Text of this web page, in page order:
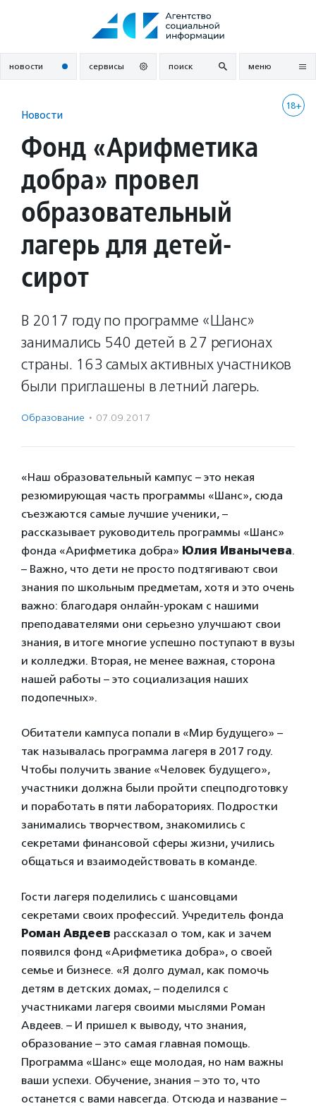
новости сервисы поиск меню
18+
Новости
Фонд «Арифметика
добра» провел
образовательный
лагерь для детей-
сирот
В 2017 году по программе «Шанс»
занимались 540 детей в 27 регионах
страны. 163 самых активных участников
были приглашены в летний лагерь.
Образование · 07.09.2017
«Наш образовательный кампус – это некая
резюмирующая часть программы «Шанс», сюда
съезжаются самые лучшие ученики, –
рассказывает руководитель программы «Шанс»
фонда «Арифметика добра» Юлия Иванычева.
– Важно, что дети не просто подтягивают свои
знания по школьным предметам, хотя и это очень
важно: благодаря онлайн-урокам с нашими
преподавателями они серьезно улучшают свои
знания, в итоге многие успешно поступают в вузы
и колледжи. Вторая, не менее важная, сторона
нашей работы – это социализация наших
подопечных».
Обитатели кампуса попали в «Мир будущего» –
так называлась программа лагеря в 2017 году.
Чтобы получить звание «Человек будущего»,
участники должна были пройти спецподготовку
и поработать в пяти лабораториях. Подростки
занимались творчеством, знакомились с
секретами финансовой сферы жизни, учились
общаться и взаимодействовать в команде.
Гости лагеря поделились с шансовцами
секретами своих профессий. Учредитель фонда
Роман Авдеев рассказал о том, как и зачем
появился фонд «Арифметика добра», о своей
семье и бизнесе. «Я долго думал, как помочь
детям в детских домах, – поделился с
участниками лагеря своими мыслями Роман
Авдеев. – И пришел к выводу, что знания,
образование – это самая главная помощь.
Программа «Шанс» еще молодая, но нам важны
ваши успехи. Обучение, знания – это то, что
останется с вами навсегда. Отсюда и название –